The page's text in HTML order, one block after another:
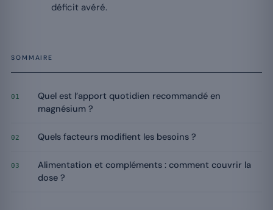
déficit avéré.
SOMMAIRE
01
Quel est l’apport quotidien recommandé en
magnésium ?
02 Quels facteurs modifient les besoins ?
03
Alimentation et compléments : comment couvrir la
dose ?